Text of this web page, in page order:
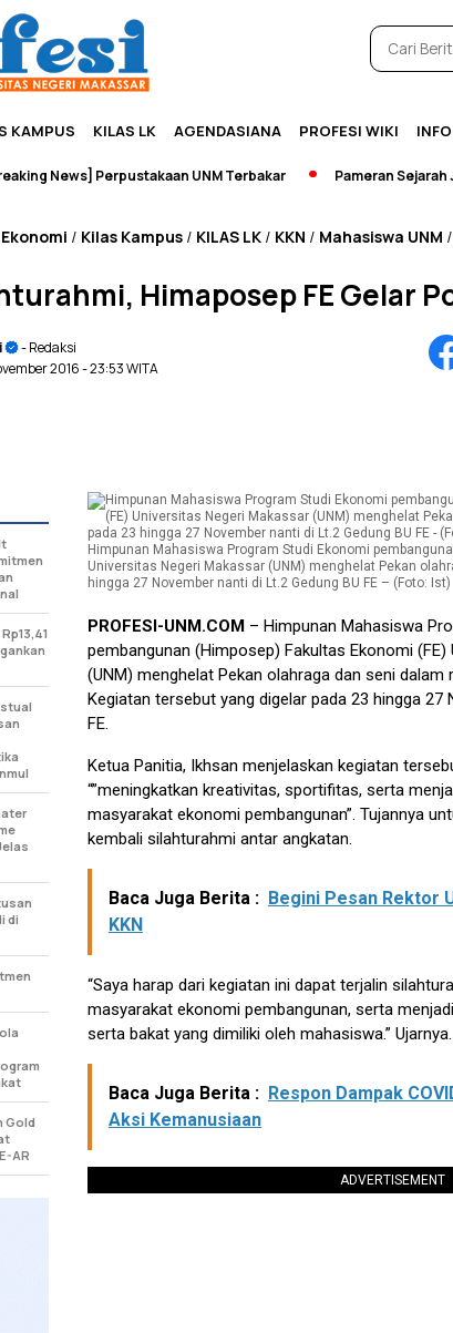
KAMPUS KILAS LK AGENDASIANA PROFESI WIKI
News] Perpustakaan UNM Terbakar Pameran Sejarah Jadi
/ Kilas Kampus / KILAS LK / KKN / Mahasiswa UNM /
Himaposep FE Gelar
- Redaksi
2016- 23:53 WITA
Himpunan Mahasiswa Program Studi Ekonomi
Universitas Negeri Makassar (UNM) menghelat Pekan
hingga 27 November nanti di Lt.2 Gedung BU FE – (Foto: Ist)
PROFESI-UNM.COM – Himpunan Mahasiswa
pembangunan (Himposep) Fakultas Ekonomi
(UNM) menghelat Pekan olahraga dan seni dalam
Kegiatan tersebut yang digelar pada 23 hingga 27
FE.
Ketua Panitia, Ikhsan menjelaskan kegiatan
“”meningkatkan kreativitas, sportifitas, serta
masyarakat ekonomi pembangunan”. Tujannya
kembali silahturahmi antar angkatan.
Baca Juga Berita : Begini Pesan Rektor
KKN
“Saya harap dari kegiatan ini dapat terjalin
masyarakat ekonomi pembangunan, serta
serta bakat yang dimiliki oleh mahasiswa.” Ujarnya.
Baca Juga Berita : Respon Dampak
Aksi Kemanusiaan
ADVERTISEMENT
di
Gold
AR